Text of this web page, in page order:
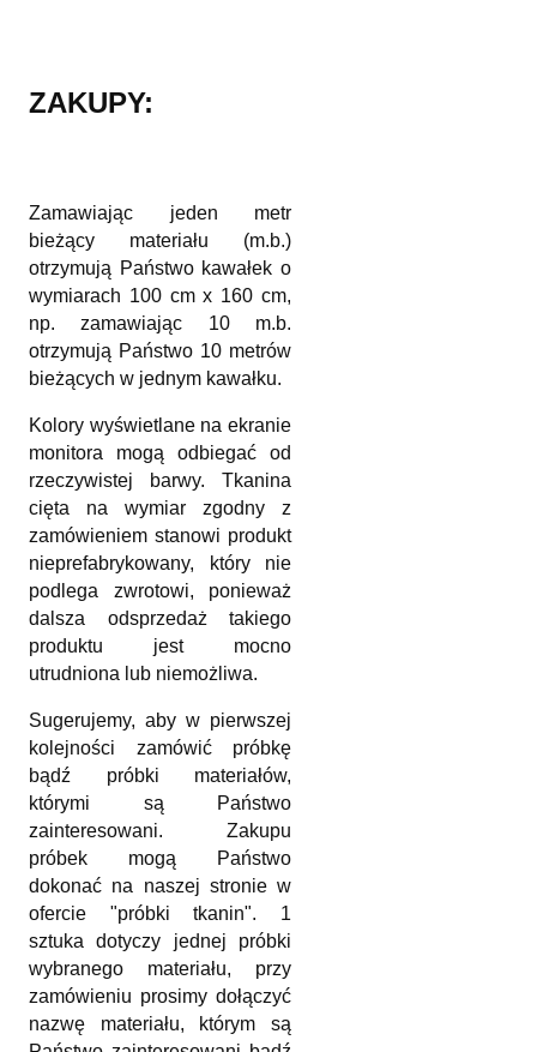
ZAKUPY:
Zamawiając jeden metr
bieżący materiału (m.b.)
otrzymują Państwo kawałek o
wymiarach 100 cm x 160 cm,
np. zamawiając 10 m.b.
otrzymują Państwo 10 metrów
bieżących w jednym kawałku.
Kolory wyświetlane na ekranie
monitora mogą odbiegać od
rzeczywistej barwy. Tkanina
cięta na wymiar zgodny z
zamówieniem stanowi produkt
nieprefabrykowany, który nie
podlega zwrotowi, ponieważ
dalsza odsprzedaż takiego
produktu jest mocno
utrudniona lub niemożliwa.
Sugerujemy, aby w pierwszej
kolejności zamówić próbkę
bądź próbki materiałów,
którymi są Państwo
zainteresowani. Zakupu
próbek mogą Państwo
dokonać na naszej stronie w
ofercie "próbki tkanin". 1
sztuka dotyczy jednej próbki
wybranego materiału, przy
zamówieniu prosimy dołączyć
nazwę materiału, którym są